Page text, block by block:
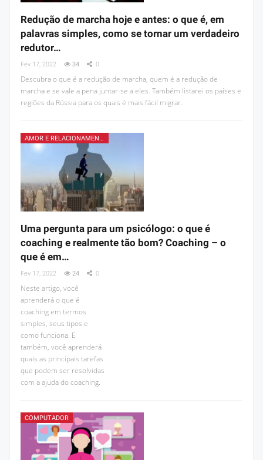
Redução de marcha hoje e antes: o que é, em
palavras simples, como se tornar um verdadeiro
redutor…
Fev 17, 2022 34 0
Descubra o que é a redução de marcha, quem é a redução de
marcha e se vale a pena juntar-se a eles. Também listarei os países e
regiões da Rússia para os quais é mais fácil migrar.
Uma pergunta para um psicólogo: o que é
coaching e realmente tão bom? Coaching – o
que é em…
Fev 17, 2022 24 0
Neste artigo, você
aprenderá o que é
coaching em termos
simples, seus tipos e
como funciona. E
também, você aprenderá
quais as principais tarefas
que podem ser resolvidas
com a ajuda do coaching.
COMPUTADOR